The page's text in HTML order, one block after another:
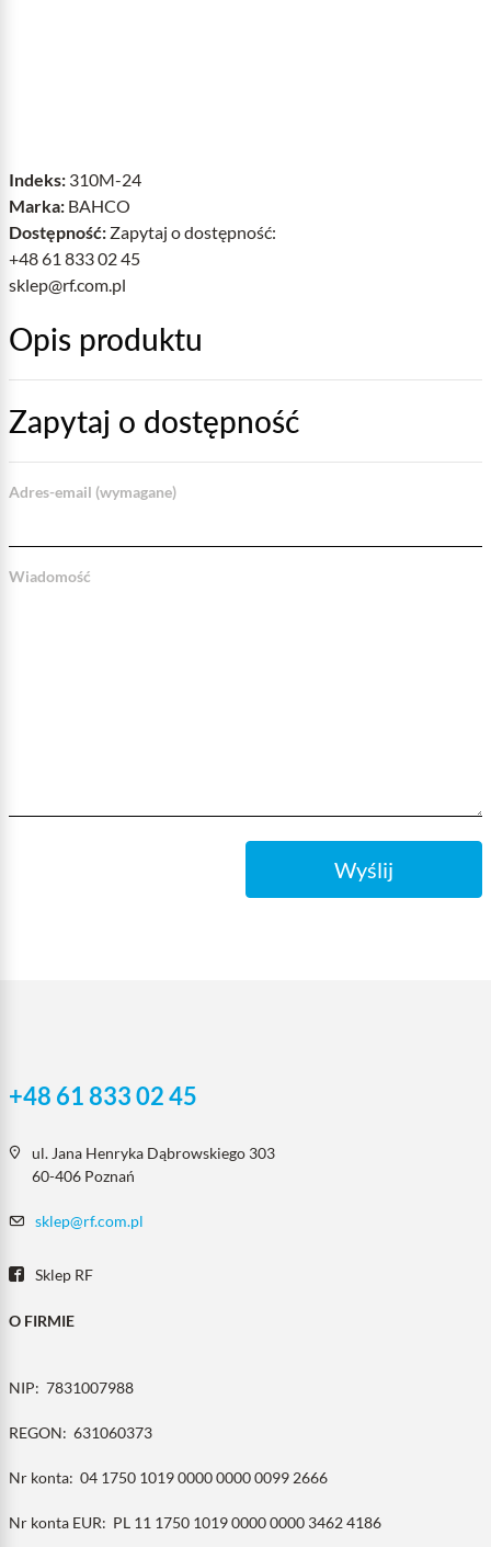
Indeks: 310M-24
Marka: BAHCO
Dostępność: Zapytaj o dostępność:
+48 61 833 02 45
sklep@rf.com.pl
Opis produktu
Zapytaj o dostępność
Adres-email (wymagane)
Wiadomość
Wyślij
+48 61 833 02 45
ul. Jana Henryka Dąbrowskiego 303
60-406 Poznań
sklep@rf.com.pl
Sklep RF
O FIRMIE
NIP: 7831007988
REGON: 631060373
Nr konta: 04 1750 1019 0000 0000 0099 2666
Nr konta EUR: PL 11 1750 1019 0000 0000 3462 4186